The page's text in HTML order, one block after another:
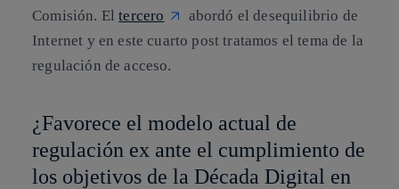
Comisión. Eltercero
abordó el desequilibrio de
Internet y en este cuarto post tratamos el tema de la
regulación de acceso.
¿Favorece el modelo actual de
regulación ex ante el cumplimiento de
los objetivos de la Década Digital en